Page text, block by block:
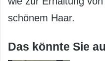
schönem Haar.
Das könnte Sie